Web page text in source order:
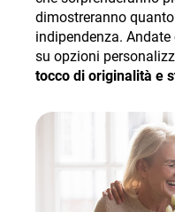
dimostreranno
indipendenza.
su opzioni
tocco di originalità e